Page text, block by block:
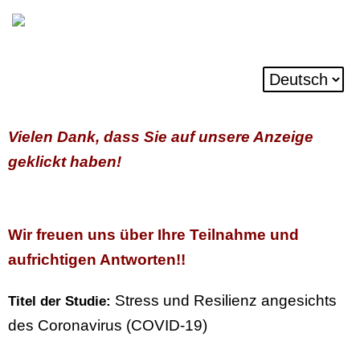
Vielen Dank, dass Sie auf unsere Anzeige
geklickt haben!
Wir freuen uns über Ihre Teilnahme und
aufrichtigen Antworten!!
Titel der Studie: Stress und Resilienz angesichts
des Coronavirus (COVID-19)